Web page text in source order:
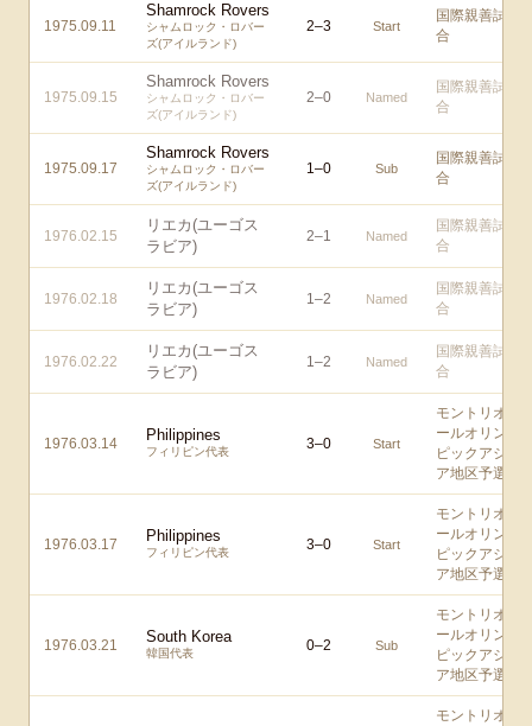
1975.09.11
Shamrock Rovers
シャムロック・ロバー
ズ(アイルランド)
2–3 Start
国際親善試
合
1975.09.15
Shamrock Rovers
シャムロック・ロバー
ズ(アイルランド)
2–0 Named
国際親善試
合
1975.09.17
Shamrock Rovers
シャムロック・ロバー
ズ(アイルランド)
1–0 Sub
国際親善試
合
1976.02.15
リエカ(ユーゴス
ラビア)
2–1 Named
国際親善試
合
1976.02.18
リエカ(ユーゴス
ラビア)
1–2 Named
国際親善試
合
1976.02.22
リエカ(ユーゴス
ラビア)
1–2 Named
国際親善試
合
1976.03.14 Philippines
フィリピン代表 3–0 Start
モントリオ
ールオリン
ピックアジ
ア地区予選
1976.03.17 Philippines
フィリピン代表 3–0 Start
モントリオ
ールオリン
ピックアジ
ア地区予選
1976.03.21 South Korea
韓国代表 0–2 Sub
モントリオ
ールオリン
ピックアジ
ア地区予選
モントリオ